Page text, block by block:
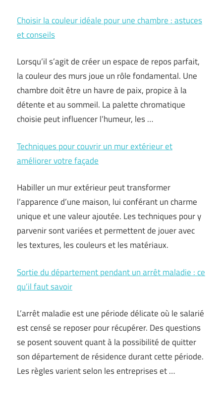
Choisir la couleur idéale pour une chambre : astuces
et conseils
Lorsqu’il s’agit de créer un espace de repos parfait,
la couleur des murs joue un rôle fondamental. Une
chambre doit être un havre de paix, propice à la
détente et au sommeil. La palette chromatique
choisie peut influencer l’humeur, les …
Techniques pour couvrir un mur extérieur et
améliorer votre façade
Habiller un mur extérieur peut transformer
l’apparence d’une maison, lui conférant un charme
unique et une valeur ajoutée. Les techniques pour y
parvenir sont variées et permettent de jouer avec
les textures, les couleurs et les matériaux.
Sortie du département pendant un arrêt maladie : ce
qu’il faut savoir
L’arrêt maladie est une période délicate où le salarié
est censé se reposer pour récupérer. Des questions
se posent souvent quant à la possibilité de quitter
son département de résidence durant cette période.
Les règles varient selon les entreprises et …